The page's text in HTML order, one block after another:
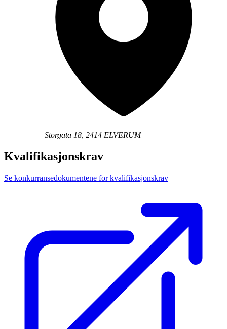
Storgata 18, 2414 ELVERUM
Kvalifikasjonskrav
Se konkurransedokumentene for kvalifikasjonskrav